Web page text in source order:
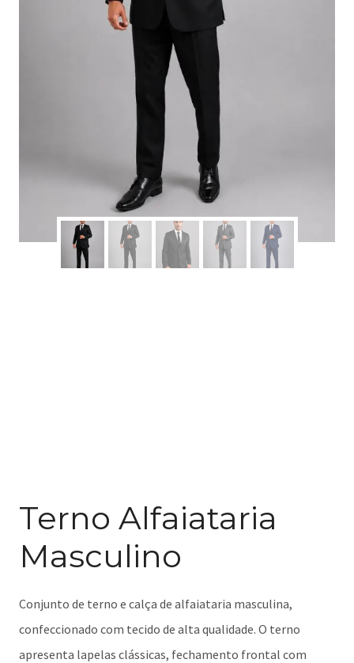
Terno Alfaiataria
Masculino
Conjunto de terno e calça de alfaiataria masculina,
confeccionado com tecido de alta qualidade. O terno
apresenta lapelas clássicas, fechamento frontal com